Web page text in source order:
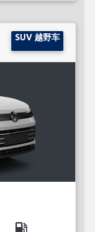
SUV 越野车
local_gas_station